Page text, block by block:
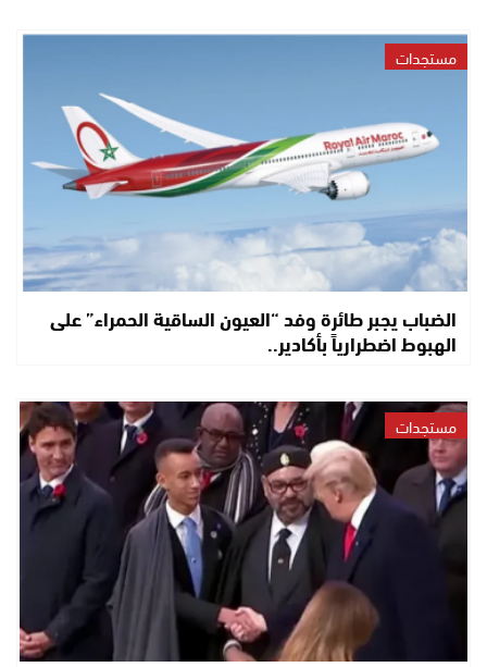
مستجدات
الضباب يجبر طائرة وفد “العيون الساقية الحمراء” على
الهبوط اضطرارياً بأكادير..
مستجدات